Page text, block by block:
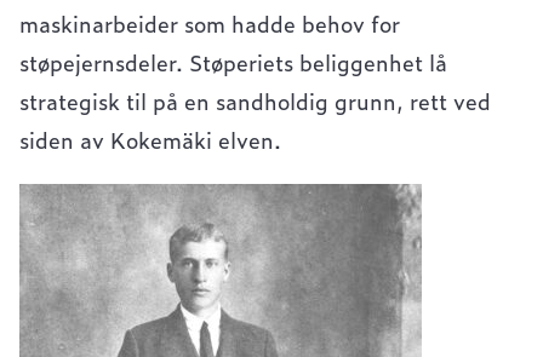
maskinarbeider som hadde behov for
støpejernsdeler. Støperiets beliggenhet lå
strategisk til på en sandholdig grunn, rett ved
siden av Kokemäki elven.